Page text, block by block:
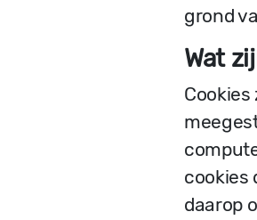
grond
Wat
cookies
daarop